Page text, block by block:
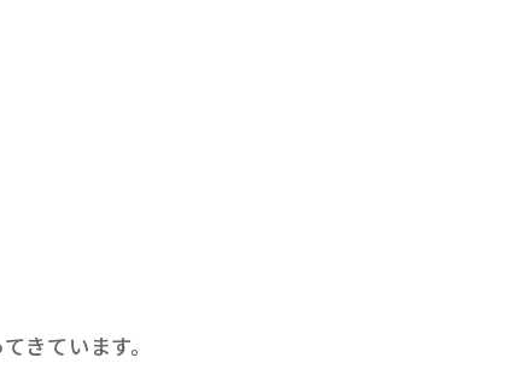
きています。